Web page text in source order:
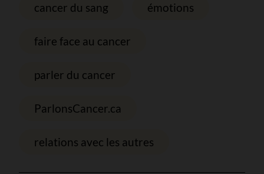
cancer du sang émotions
faire face au cancer
parler du cancer
ParlonsCancer.ca
relations avec les autres